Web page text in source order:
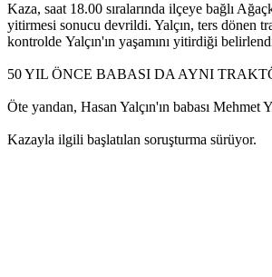
Kaza, saat 18.00 sıralarında ilçeye bağlı
yitirmesi sonucu devrildi. Yalçın, ters dönen
kontrolde Yalçın'ın yaşamını yitirdiği
50 YIL ÖNCE BABASI DA AYNI
Öte yandan, Hasan Yalçın'ın babası
Kazayla ilgili başlatılan soruşturma sürüyor.